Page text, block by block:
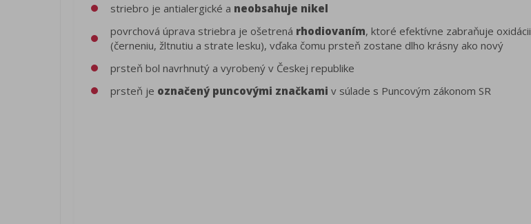
striebro je antialergické a neobsahuje nikel
povrchová úprava striebra je ošetrená rhodiovaním, ktoré efektívne zabraňuje oxidácii
(černeniu, žltnutiu a strate lesku), vďaka čomu prsteň zostane dlho krásny ako nový
prsteň bol navrhnutý a vyrobený v Českej republike
prsteň je označený puncovými značkami v súlade s Puncovým zákonom SR